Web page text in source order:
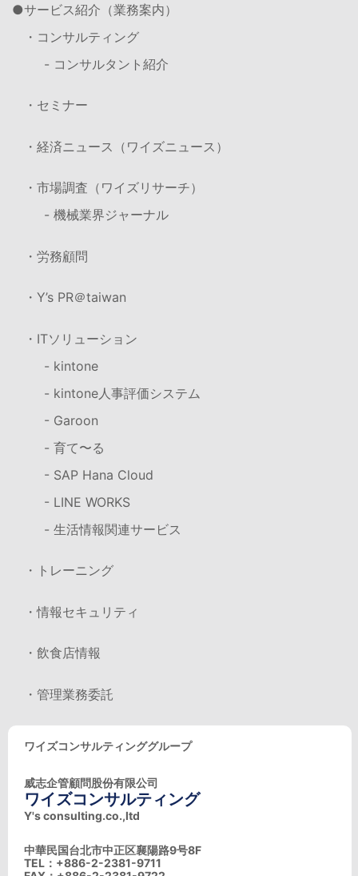
サービス紹介（業務案内）
・コンサルティング
- コンサルタント紹介
・セミナー
・経済ニュース（ワイズニュース）
・市場調査（ワイズリサーチ）
- 機械業界ジャーナル
・労務顧問
・Y’s PR＠taiwan
・ITソリューション
- kintone
- kintone人事評価システム
- Garoon
- 育て〜る
- SAP Hana Cloud
- LINE WORKS
- 生活情報関連サービス
・トレーニング
・情報セキュリティ
・飲食店情報
・管理業務委託
ワイズコンサルティンググループ
威志企管顧問股份有限公司
ワイズコンサルティング
Y's consulting.co.,ltd
中華民国台北市中正区襄陽路9号8F
TEL：+886-2-2381-9711